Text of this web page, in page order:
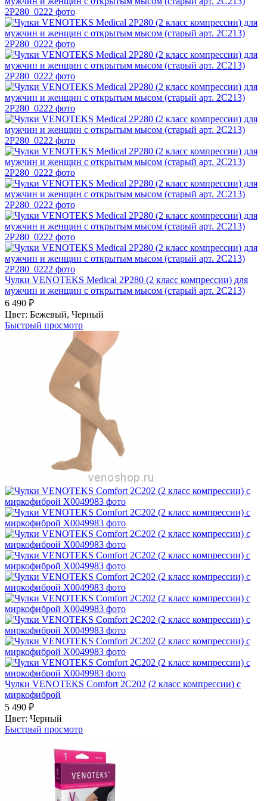
Чулки VENOTEKS Medical 2P280 (2 класс компрессии) для
мужчин и женщин с открытым мысом (старый арт. 2C213)
6 490 ₽
Цвет: Бежевый, Черный
Быстрый просмотр
Чулки VENOTEKS Comfort 2C202 (2 класс компрессии) с
миркофиброй
5 490 ₽
Цвет: Черный
Быстрый просмотр